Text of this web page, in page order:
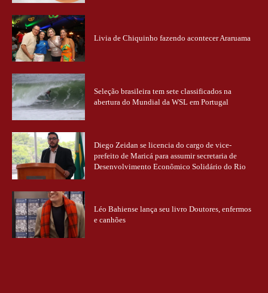
Livia de Chiquinho fazendo acontecer Araruama
Seleção brasileira tem sete classificados na
abertura do Mundial da WSL em Portugal
Diego Zeidan se licencia do cargo de vice-
prefeito de Maricá para assumir secretaria de
Desenvolvimento Econômico Solidário do Rio
Léo Bahiense lança seu livro Doutores, enfermos
e canhões